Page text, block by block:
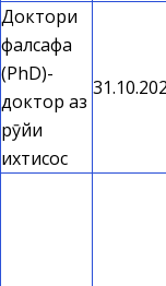
Доктори
фалсафа
(PhD)-
доктор аз
рӯйи
ихтисос